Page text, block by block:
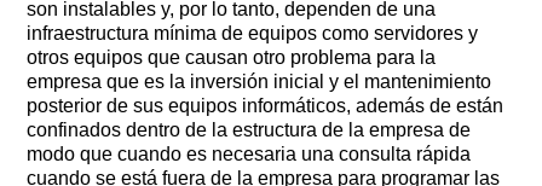
son instalables y, por lo tanto, dependen de una
infraestructura mínima de equipos como servidores y
otros equipos que causan otro problema para la
empresa que es la inversión inicial y el mantenimiento
posterior de sus equipos informáticos, además de están
confinados dentro de la estructura de la empresa de
modo que cuando es necesaria una consulta rápida
cuando se está fuera de la empresa para programar las